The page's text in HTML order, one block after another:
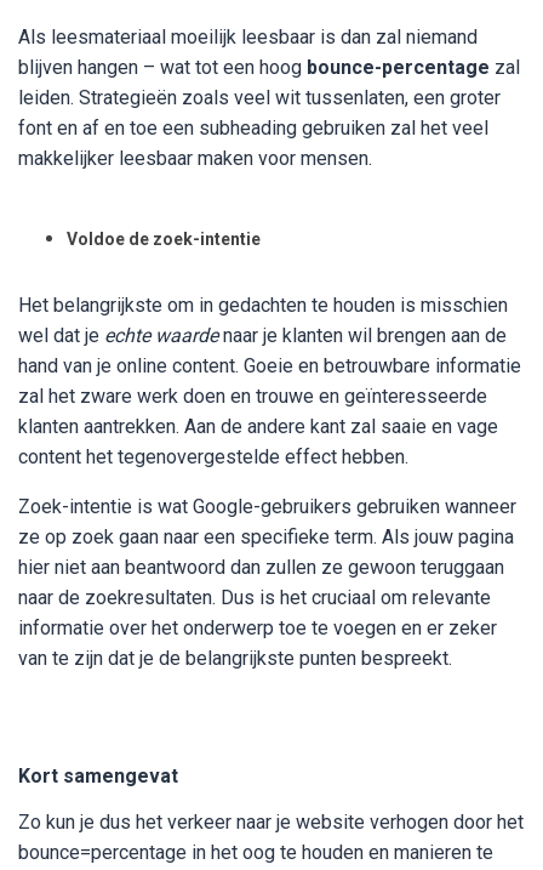
Als leesmateriaal moeilijk leesbaar is dan zal niemand
blijven hangen – wat tot een hoog bounce-percentage zal
leiden. Strategieën zoals veel wit tussenlaten, een groter
font en af en toe een subheading gebruiken zal het veel
makkelijker leesbaar maken voor mensen.
Voldoe de zoek-intentie
Het belangrijkste om in gedachten te houden is misschien
wel dat je echte waardenaar je klanten wil brengen aan de
hand van je online content. Goeie en betrouwbare informatie
zal het zware werk doen en trouwe en geïnteresseerde
klanten aantrekken. Aan de andere kant zal saaie en vage
content het tegenovergestelde effect hebben.
Zoek-intentie is wat Google-gebruikers gebruiken wanneer
ze op zoek gaan naar een specifieke term. Als jouw pagina
hier niet aan beantwoord dan zullen ze gewoon teruggaan
naar de zoekresultaten. Dus is het cruciaal om relevante
informatie over het onderwerp toe te voegen en er zeker
van te zijn dat je de belangrijkste punten bespreekt.
Kort samengevat
Zo kun je dus het verkeer naar je website verhogen door het
bounce=percentage in het oog te houden en manieren te